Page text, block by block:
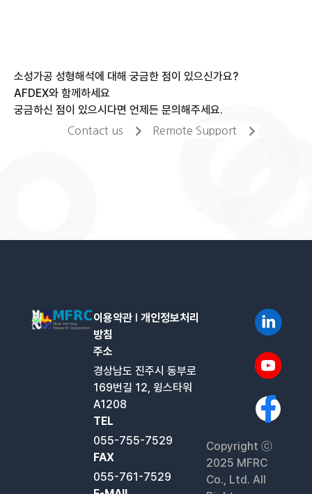
소성가공 성형해석에 대해 궁금한 점이 있으신가요?
AFDEX와 함께하세요
궁금하신 점이 있으시다면 언제든 문의해주세요.
Contact us Remote Support
이용약관 l개인정보처리
방침
주소
경상남도 진주시 동부로
169번길 12, 윙스타워
A1208
TEL
055-755-7529
FAX
055-761-7529
Copyright ⓒ
2025 MFRC
Co., Ltd. All